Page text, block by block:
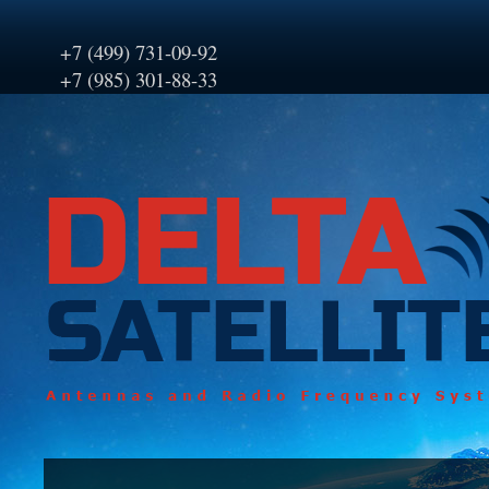
+7 (499) 731-09-92
+7 (985) 301-88-33